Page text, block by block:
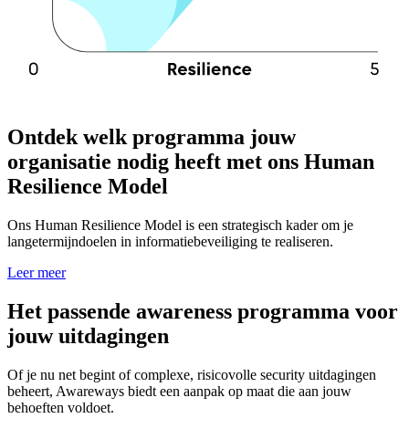
Ontdek welk programma jouw
organisatie nodig heeft met ons Human
Resilience Model
Ons Human Resilience Model is een strategisch kader om je
langetermijndoelen in informatiebeveiliging te realiseren.
Leer meer
Het passende awareness programma voor
jouw uitdagingen
Of je nu net begint of complexe, risicovolle security uitdagingen
beheert, Awareways biedt een aanpak op maat die aan jouw
behoeften voldoet.